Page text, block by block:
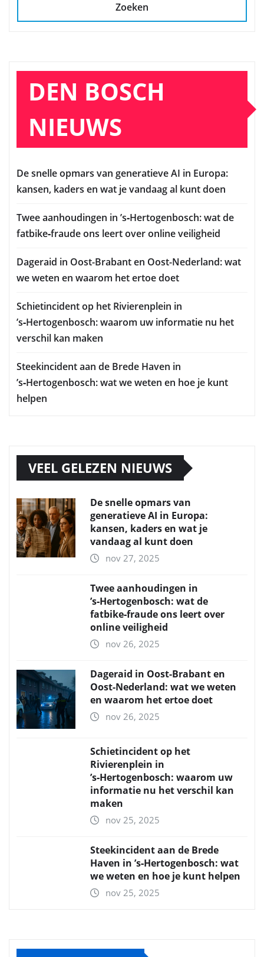
Zoeken
DEN BOSCH
NIEUWS
De snelle opmars van generatieve AI in Europa:
kansen, kaders en wat je vandaag al kunt doen
Twee aanhoudingen in ’s‑Hertogenbosch: wat de
fatbike‑fraude ons leert over online veiligheid
Dageraid in Oost-Brabant en Oost-Nederland: wat
we weten en waarom het ertoe doet
Schietincident op het Rivierenplein in
’s‑Hertogenbosch: waarom uw informatie nu het
verschil kan maken
Steekincident aan de Brede Haven in
’s‑Hertogenbosch: wat we weten en hoe je kunt
helpen
VEEL GELEZEN NIEUWS
De snelle opmars van
generatieve AI in Europa:
kansen, kaders en wat je
vandaag al kunt doen
nov 27, 2025
Twee aanhoudingen in
’s‑Hertogenbosch: wat de
fatbike‑fraude ons leert over
online veiligheid
nov 26, 2025
Dageraid in Oost-Brabant en
Oost-Nederland: wat we weten
en waarom het ertoe doet
nov 26, 2025
Schietincident op het
Rivierenplein in
’s‑Hertogenbosch: waarom uw
informatie nu het verschil kan
maken
nov 25, 2025
Steekincident aan de Brede
Haven in ’s‑Hertogenbosch: wat
we weten en hoe je kunt helpen
nov 25, 2025